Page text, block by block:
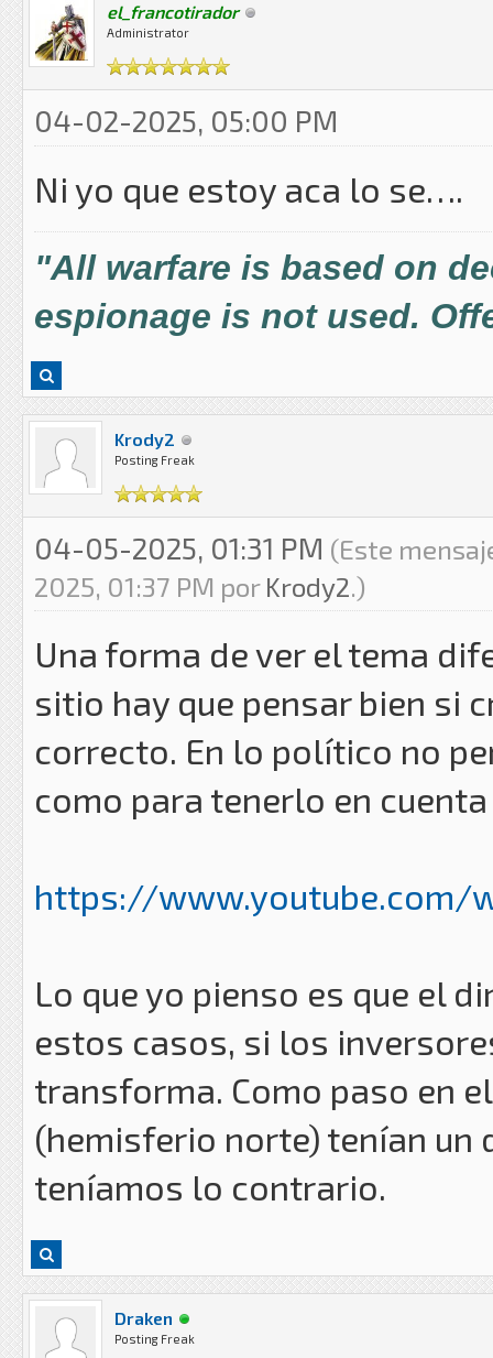
el_francotirador
Administrator
04-02-2025, 05:00 PM
Ni yo que estoy aca lo se….
"All warfare is based on
espionage is not used.
Krody2
Posting Freak
04-05-2025, 01:31 PM (Este
2025, 01:37 PM por Krody2.)
Una forma de ver el tema
sitio hay que pensar bien si
correcto. En lo político no
como para tenerlo en cuenta
https://www.youtube.com/
Lo que yo pienso es que el
estos casos, si los
transforma. Como paso en
(hemisferio norte) tenían
teníamos lo contrario.
Draken
Posting Freak